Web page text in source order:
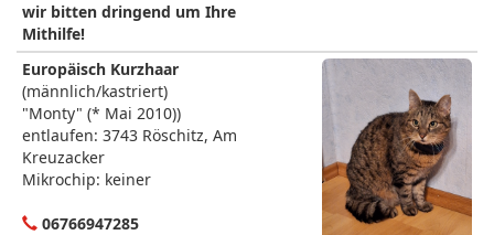
wir bitten dringend um Ihre
Mithilfe!
Europäisch Kurzhaar
(männlich/kastriert)
"Monty" (* Mai 2010))
entlaufen: 3743 Röschitz, Am
Kreuzacker
Mikrochip: keiner
06766947285